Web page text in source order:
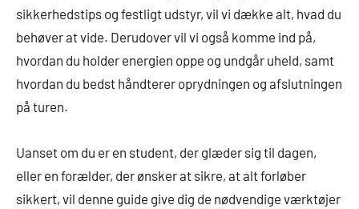
sikkerhedstips og festligt udstyr, vil vi dække alt, hvad du
behøver at vide. Derudover vil vi også komme ind på,
hvordan du holder energien oppe og undgår uheld, samt
hvordan du bedst håndterer oprydningen og afslutningen
på turen.
Uanset om du er en student, der glæder sig til dagen,
eller en forælder, der ønsker at sikre, at alt forløber
sikkert, vil denne guide give dig de nødvendige værktøjer